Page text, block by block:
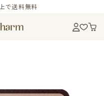
で送料無料